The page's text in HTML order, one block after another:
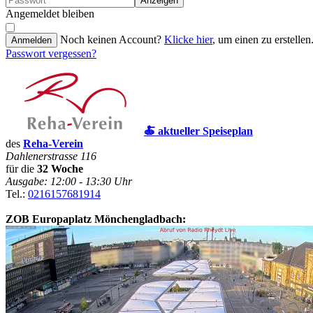
Angemeldet bleiben
Anmelden Noch keinen Account? Klicke hier, um einen zu erstellen.
Passwort vergessen?
🍝 aktueller Speiseplan
des Reha-Verein
Dahlenerstrasse 116
für die 32 Woche
Ausgabe: 12:00 - 13:30 Uhr
Tel.: 0216157681914
ZOB Europaplatz Mönchengladbach: